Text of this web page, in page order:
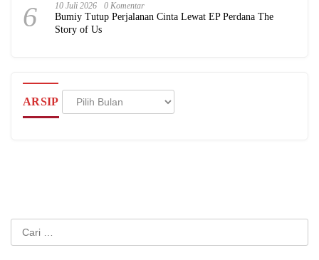
6 10 Juli 2026 0 Komentar
Bumiy Tutup Perjalanan Cinta Lewat EP Perdana The
Story of Us
ARSIP
Arsip